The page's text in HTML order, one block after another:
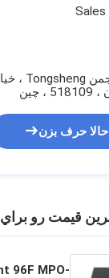
حالا حرف بزن
قيمت رو براي